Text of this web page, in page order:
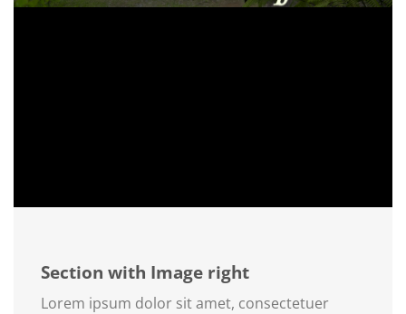
Section with Image right
Lorem ipsum dolor sit amet, consectetuer